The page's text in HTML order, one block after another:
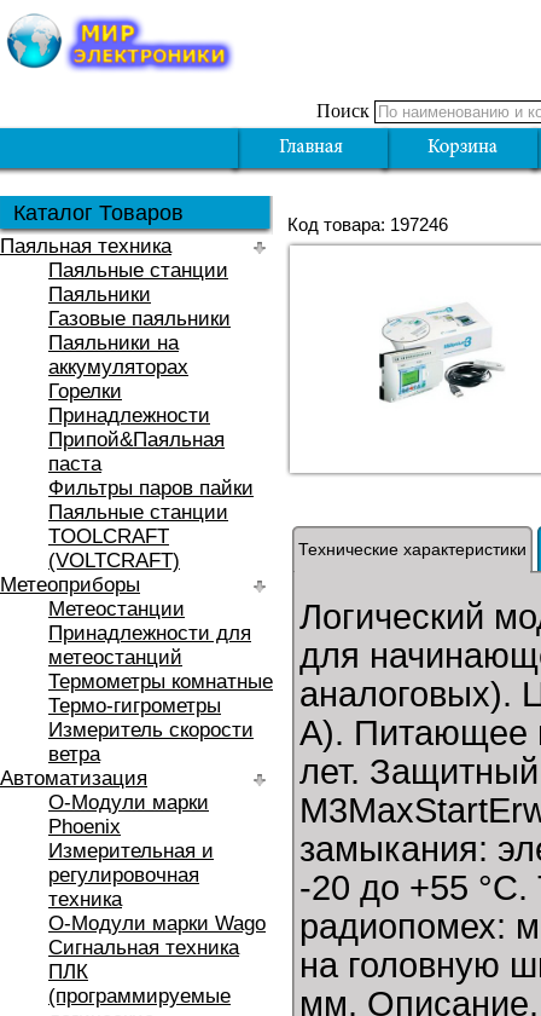
Поиск
Каталог Товаров
Паяльная техника
Паяльные станции
Паяльники
Газовые паяльники
Паяльники на
аккумуляторах
Горелки
Принадлежности
Припой&Паяльная
паста
Фильтры паров пайки
Паяльные станции
TOOLCRAFT
(VOLTCRAFT)
Метеоприборы
Метеостанции
Принадлежности для
метеостанций
Термометры комнатные
Термо-гигрометры
Измеритель скорости
ветра
Автоматизация
O-Модули марки
Phoenix
Измерительная и
регулировочная
техника
O-Модули марки Wago
Сигнальная техника
ПЛК
(программируемые
Код товара: 197246
Технические характеристики
Логический
для
аналоговых).
A). Питающее
лет.
замыкания:
-20 до +55
радиопомех:
на головную
мм. Описание.